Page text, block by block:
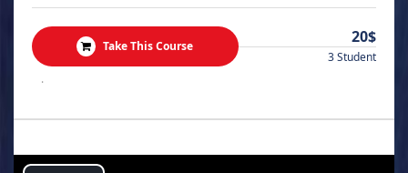
Take This Course 20$
3 Student
.